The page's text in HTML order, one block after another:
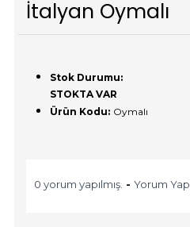
İtalyan Oymalı
Stok Durumu:
STOKTA VAR
Ürün Kodu: Oymalı
0 yorum yapılmış. - Yorum Yap